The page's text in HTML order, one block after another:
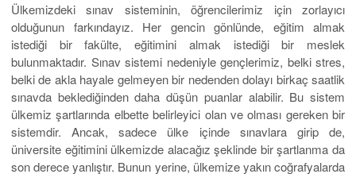
Ülkemizdeki sınav sisteminin, öğrencilerimiz için zorlayıcı
olduğunun farkındayız. Her gencin gönlünde, eğitim almak
istediği bir fakülte, eğitimini almak istediği bir meslek
bulunmaktadır. Sınav sistemi nedeniyle gençlerimiz, belki stres,
belki de akla hayale gelmeyen bir nedenden dolayı birkaç saatlik
sınavda beklediğinden daha düşün puanlar alabilir. Bu sistem
ülkemiz şartlarında elbette belirleyici olan ve olması gereken bir
sistemdir. Ancak, sadece ülke içinde sınavlara girip de,
üniversite eğitimini ülkemizde alacağız şeklinde bir şartlanma da
son derece yanlıştır. Bunun yerine, ülkemize yakın coğrafyalarda